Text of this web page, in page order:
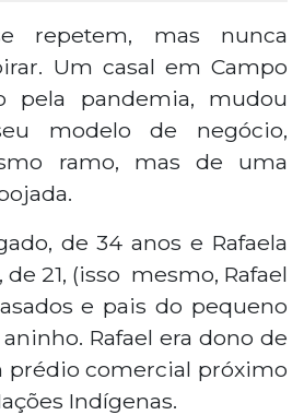
repetem, mas nunca
Um casal em Campo
pela pandemia, mudou
modelo de negócio,
ramo, mas de uma
de 34 anos e Rafaela
21, (isso mesmo, Rafael
e pais do pequeno
Rafael era dono de
prédio comercial próximo
Indígenas.